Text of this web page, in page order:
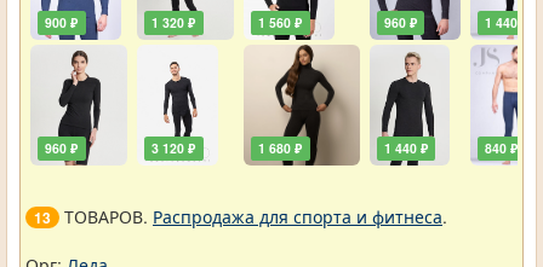
900 ₽
960 ₽
1 320 ₽
3 120 ₽
1 560 ₽
1 680 ₽
960 ₽
1 440 ₽
1 440 ₽
840 ₽
13 ТОВАРОВ. Распродажа для спорта и фитнеса.